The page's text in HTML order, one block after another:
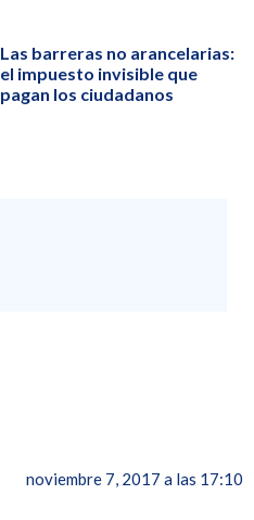
Las barreras no arancelarias:
el impuesto invisible que
pagan los ciudadanos
noviembre 7, 2017 a las 17:10